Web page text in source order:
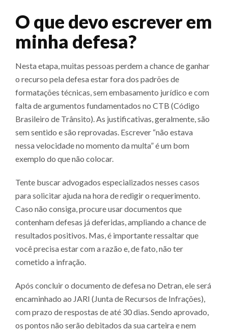
O que devo escrever em
minha defesa?
Nesta etapa, muitas pessoas perdem a chance de ganhar
o recurso pela defesa estar fora dos padrões de
formatações técnicas, sem embasamento jurídico e com
falta de argumentos fundamentados no CTB (Código
Brasileiro de Trânsito). As justificativas, geralmente, são
sem sentido e são reprovadas. Escrever “não estava
nessa velocidade no momento da multa” é um bom
exemplo do que não colocar.
Tente buscar advogados especializados nesses casos
para solicitar ajuda na hora de redigir o requerimento.
Caso não consiga, procure usar documentos que
contenham defesas já deferidas, ampliando a chance de
resultados positivos. Mas, é importante ressaltar que
você precisa estar com a razão e, de fato, não ter
cometido a infração.
Após concluir o documento de defesa no Detran, ele será
encaminhado ao JARI (Junta de Recursos de Infrações),
com prazo de respostas de até 30 dias. Sendo aprovado,
os pontos não serão debitados da sua carteira e nem